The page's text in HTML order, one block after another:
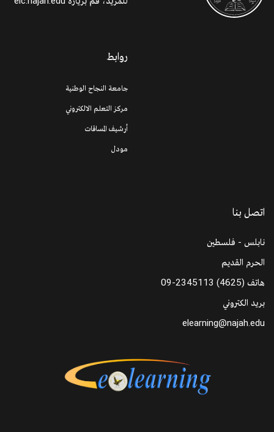
روابط
جامعة النجاح الوطنية
مركز التعلم الالكتروني
أرشيف المساقات
مودل
اتصل بنا
نابلس - فلسطين
الحرم القديم
هاتف 09-2345113 (4625)
بريد الكتروني
elearning@najah.edu